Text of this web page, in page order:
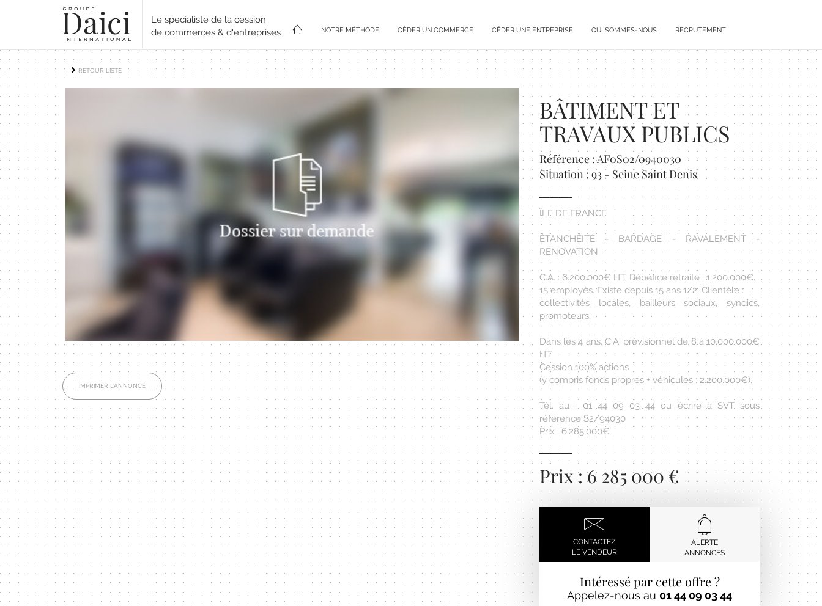
Le spécialiste de la cession
de commerces & d'entreprises
NOTRE MÉTHODE CÉDER UN COMMERCE CÉDER UNE ENTREPRISE QUI SOMMES-NOUS RECRUTEMENT
RETOUR LISTE
IMPRIMER L'ANNONCE
BÂTIMENT ET
TRAVAUX PUBLICS
Référence : AF0S02/0940030
Situation : 93 - Seine Saint Denis
ÎLE DE FRANCE
ÉTANCHÉITÉ - BARDAGE - RAVALEMENT -
RÉNOVATION
C.A. : 6.200.000€ HT. Bénéfice retraité : 1.200.000€.
15 employés. Existe depuis 15 ans 1/2. Clientèle :
collectivités locales, bailleurs sociaux, syndics,
promoteurs.
Dans les 4 ans, C.A. prévisionnel de 8 à 10.000.000€
HT.
Cession 100% actions
(y compris fonds propres + véhicules : 2.200.000€).
Tél. au : 01 44 09 03 44 ou écrire à SVT sous
référence S2/94030
Prix : 6.285.000€
Prix : 6 285 000 €
CONTACTEZ
LE VENDEUR
ALERTE
ANNONCES
Intéressé par cette offre ?
Appelez-nous au 01 44 09 03 44